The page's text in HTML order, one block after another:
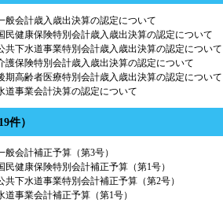
般会計歳入歳出決算の認定について
民健康保険特別会計歳入歳出決算の認定について
共下水道事業特別会計歳入歳出決算の認定について
護保険特別会計歳入歳出決算の認定について
期高齢者医療特別会計歳入歳出決算の認定について
道事業会計決算の認定について
件）
会計補正予算（第3号）
健康保険特別会計補正予算（第1号）
下水道事業特別会計補正予算（第2号）
事業会計補正予算（第1号）